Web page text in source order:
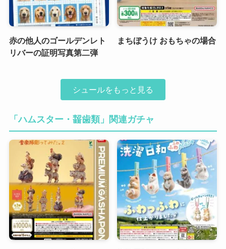
赤の他人のゴールデンレト
リバーの証明写真第二弾
まちぼうけ おもちゃの場合
シュールをもっと見る
「ハムスター・齧歯類」関連ガチャ